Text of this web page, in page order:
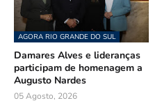
AGORA RIO GRANDE DO SUL
Damares Alves e lideranças
participam de homenagem a
Augusto Nardes
05 Agosto, 2026